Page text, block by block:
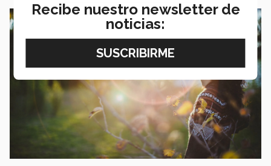
Recibe nuestro newsletter de
noticias: